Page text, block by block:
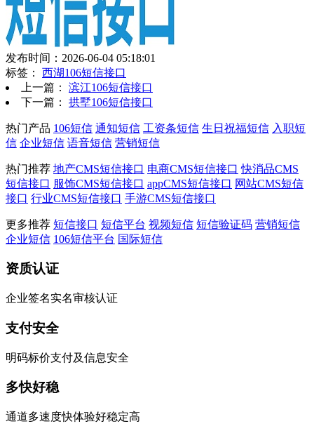
发布时间：2026-06-04 05:18:01
标签： 西湖106短信接口
上一篇： 滨江106短信接口
下一篇： 拱墅106短信接口
热门产品 106短信 通知短信 工资条短信 生日祝福短信 入职短
信 企业短信 语音短信 营销短信
热门推荐 地产CMS短信接口 电商CMS短信接口 快消品CMS
短信接口 服饰CMS短信接口 appCMS短信接口 网站CMS短信
接口 行业CMS短信接口 手游CMS短信接口
更多推荐 短信接口 短信平台 视频短信 短信验证码 营销短信
企业短信 106短信平台 国际短信
资质认证
企业签名实名审核认证
支付安全
明码标价支付及信息安全
多快好稳
通道多速度快体验好稳定高